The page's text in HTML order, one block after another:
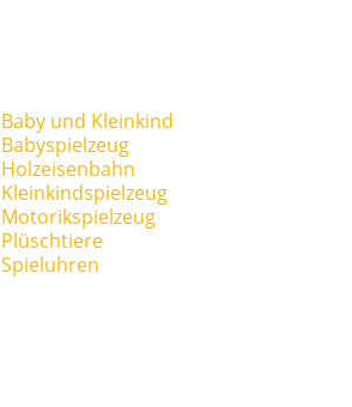
Baby und Kleinkind
Babyspielzeug
Holzeisenbahn
Kleinkindspielzeug
Motorikspielzeug
Plüschtiere
Spieluhren